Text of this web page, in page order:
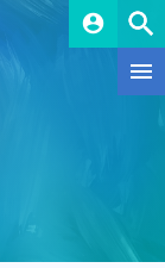
account_circle